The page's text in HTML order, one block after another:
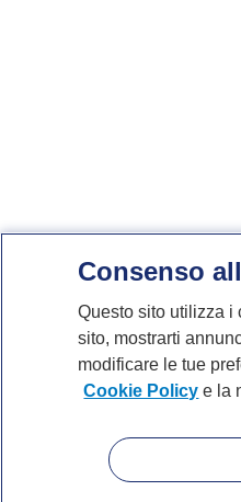
Consenso
Questo sito utilizza i
sito, mostrarti
modificare le tue
Cookie Policy e la